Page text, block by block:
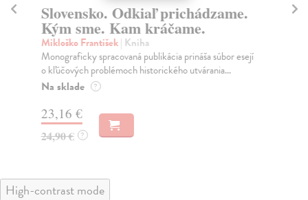
Slovensko. Odkiaľ prichádzame.
Kým sme. Kam kráčame.
Mikloško František| Kniha
Monograficky spracovaná publikácia prináša súbor esejí
o kľúčových problémoch historického utvárania...
Na sklade ?
23,16 €
24,90 € ?
High-contrast mode